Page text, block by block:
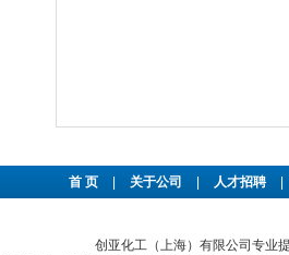
首 页 关于公司 人才招聘
创亚化工（上海）有限公司专业